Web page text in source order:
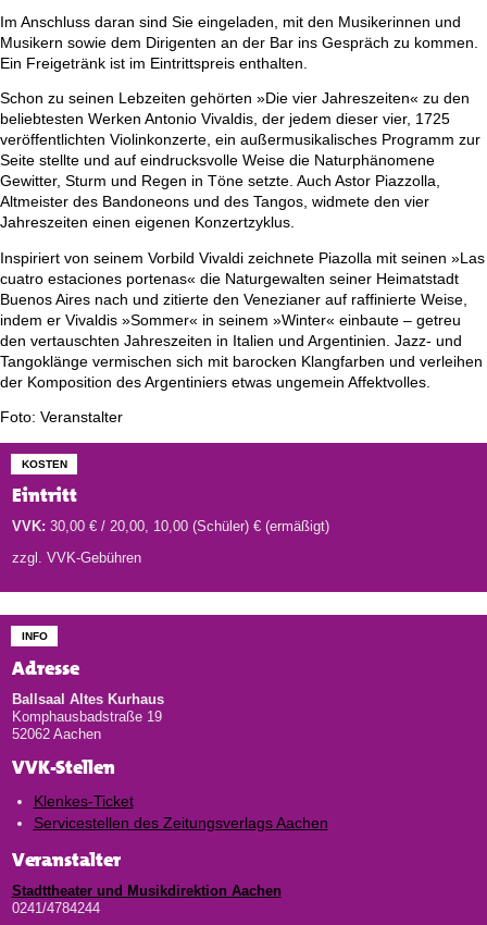
Im Anschluss daran sind Sie eingeladen, mit den Musikerinnen und
Musikern sowie dem Dirigenten an der Bar ins Gespräch zu kommen.
Ein Freigetränk ist im Eintrittspreis enthalten.
Schon zu seinen Lebzeiten gehörten »Die vier Jahreszeiten« zu den
beliebtesten Werken Antonio Vivaldis, der jedem dieser vier, 1725
veröffentlichten Violinkonzerte, ein außermusikalisches Programm zur
Seite stellte und auf eindrucksvolle Weise die Naturphänomene
Gewitter, Sturm und Regen in Töne setzte. Auch Astor Piazzolla,
Altmeister des Bandoneons und des Tangos, widmete den vier
Jahreszeiten einen eigenen Konzertzyklus.
Inspiriert von seinem Vorbild Vivaldi zeichnete Piazolla mit seinen »Las
cuatro estaciones portenas« die Naturgewalten seiner Heimatstadt
Buenos Aires nach und zitierte den Venezianer auf raffinierte Weise,
indem er Vivaldis »Sommer« in seinem »Winter« einbaute – getreu
den vertauschten Jahreszeiten in Italien und Argentinien. Jazz- und
Tangoklänge vermischen sich mit barocken Klangfarben und verleihen
der Komposition des Argentiniers etwas ungemein Affektvolles.
Foto: Veranstalter
KOSTEN
Eintritt
VVK: 30,00 € / 20,00, 10,00 (Schüler) € (ermäßigt)
zzgl. VVK-Gebühren
INFO
Adresse
Ballsaal Altes Kurhaus
Komphausbadstraße 19
52062 Aachen
VVK-Stellen
Klenkes-Ticket
Servicestellen des Zeitungsverlags Aachen
Veranstalter
Stadttheater und Musikdirektion Aachen
0241/4784244